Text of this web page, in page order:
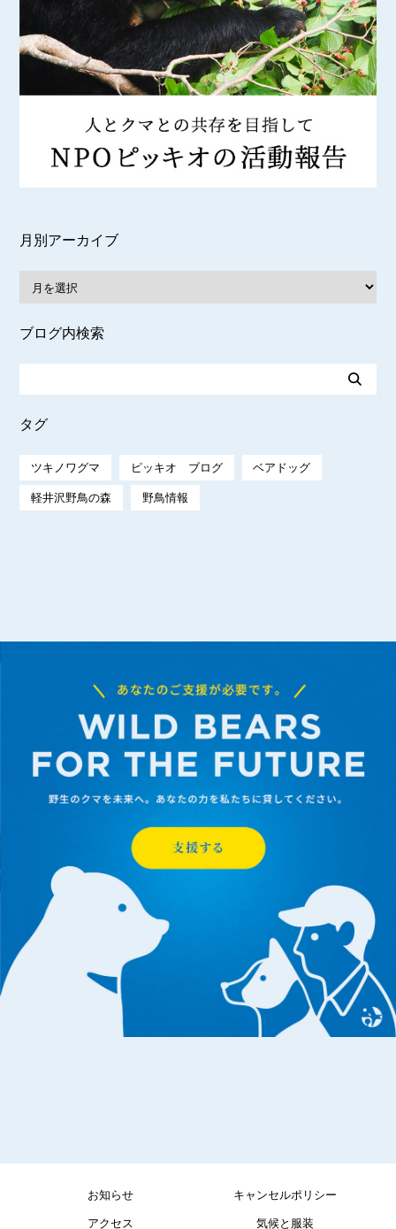
月別アーカイブ
ブログ内検索
タグ
ツキノワグマ ピッキオ ブログ ベアドッグ
軽井沢野鳥の森 野鳥情報
お知らせ キャンセルポリシー
アクセス 気候と服装